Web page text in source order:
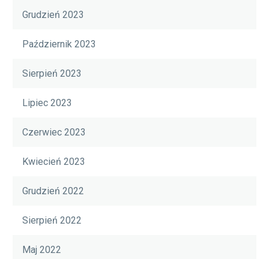
Grudzień 2023
Październik 2023
Sierpień 2023
Lipiec 2023
Czerwiec 2023
Kwiecień 2023
Grudzień 2022
Sierpień 2022
Maj 2022